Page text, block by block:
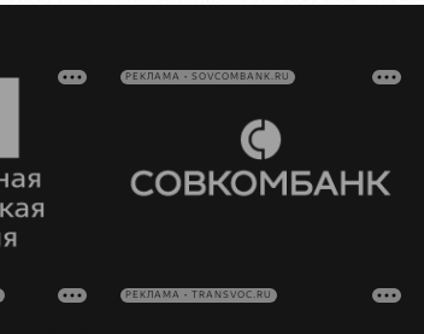
РЕКЛАМА • SOVCOMBANK.RU
РЕКЛАМА • TRANSVOC.RU